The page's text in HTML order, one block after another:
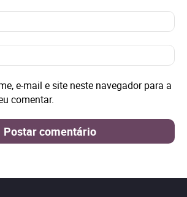
E-
e-mail e site neste navegador para a
comentar.